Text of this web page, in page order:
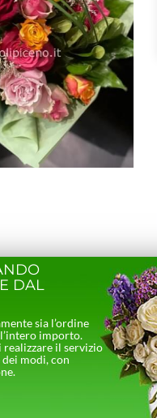
DAL
sia l’ordine
importo.
il servizio
modi, con